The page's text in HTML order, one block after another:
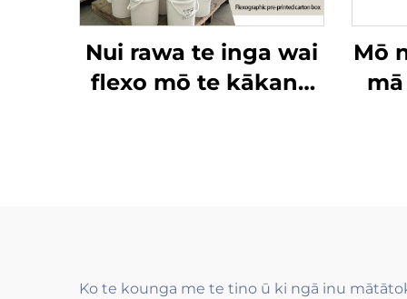
Nui rawa te inga wai
flexo mō te kākano
Mō
Ko te kounga me te tino ū ki ngā inu